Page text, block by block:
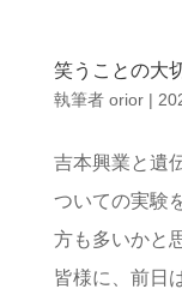
笑うことの大
執筆者 orior|
吉本興業と遺
ついての実験
方も多いかと
皆様に、前日